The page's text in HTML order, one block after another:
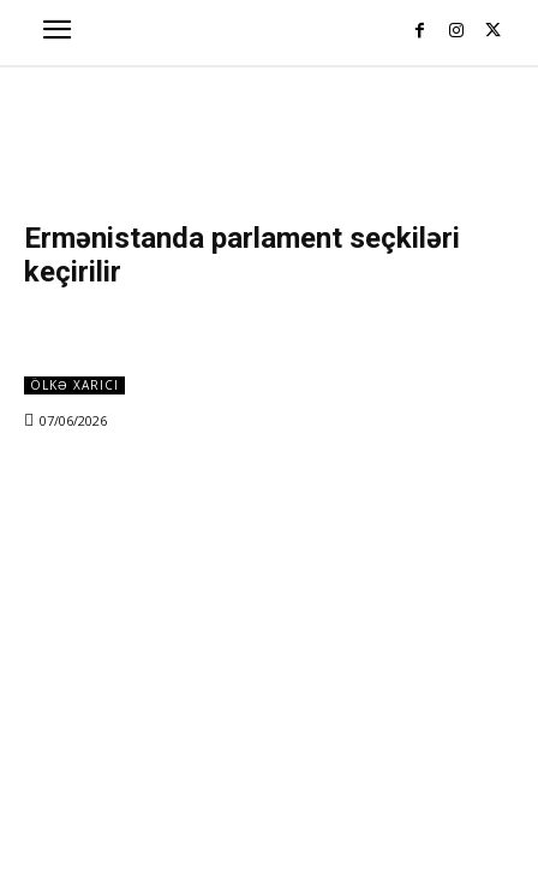
Ermənistanda parlament seçkiləri
keçirilir
ÖLKƏ XARICI
07/06/2026